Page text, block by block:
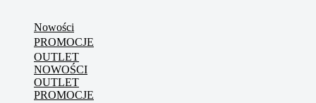
Nowości
PROMOCJE
OUTLET
NOWOŚCI
OUTLET
PROMOCJE